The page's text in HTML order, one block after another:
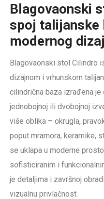
Blagovaonski
spoj talijanske
modernog
Blagovaonski stol Cilindro
dizajnom i vrhunskom
cilindrična baza izrađena
jednobojnoj ili dvobojnoj
više oblika – okrugla,
poput mramora, keramike,
se uklapa u moderne
sofisticiranim i
je detaljima i završnoj
vizualnu privlačnost.